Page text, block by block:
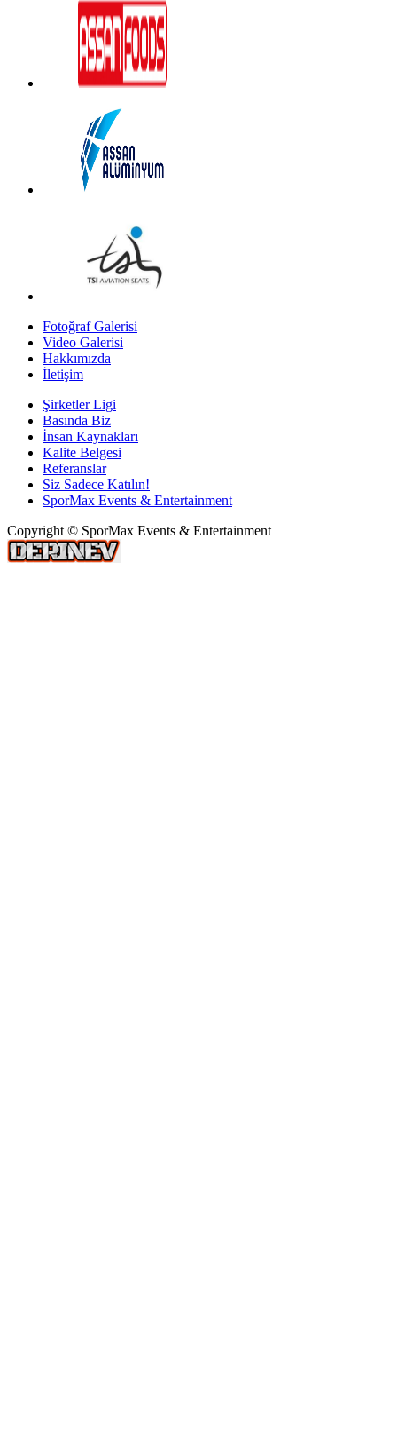
Fotoğraf Galerisi
Video Galerisi
Hakkımızda
İletişim
Şirketler Ligi
Basında Biz
İnsan Kaynakları
Kalite Belgesi
Referanslar
Siz Sadece Katılın!
SporMax Events & Entertainment
Copyright © SporMax Events & Entertainment